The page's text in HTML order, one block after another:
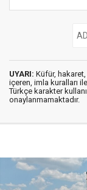
UYARI: Küfür,
içeren, imla kuralları
Türkçe karakter
onaylanmamaktadır.